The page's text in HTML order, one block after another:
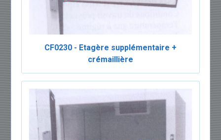
CF0230 - Etagère supplémentaire +
crémaillière